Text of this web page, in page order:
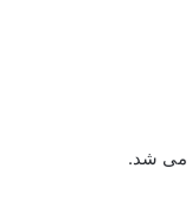
می شد.